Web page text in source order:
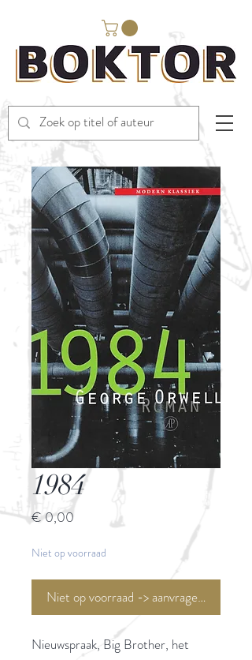
1984
€ 0,00
Niet op voorraad
Niet op voorraad -> aanvragen <-
Nieuwspraak, Big Brother, het